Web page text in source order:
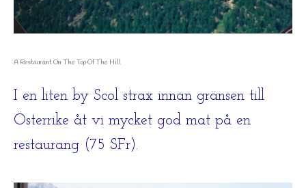
A Restaurant On The Top Of The Hill
I en liten by Scol strax innan gränsen till
Österrike åt vi mycket god mat på en
restaurang (75 SFr).